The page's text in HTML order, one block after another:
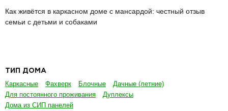
Как живётся в каркасном доме с мансардой: честный отзыв
семьи с детьми и собаками
ТИП ДОМА
Каркасные Фахверк Блочные
Дачные (летние)
Для постоянного проживания
Дуплексы
Дома из СИП панелей